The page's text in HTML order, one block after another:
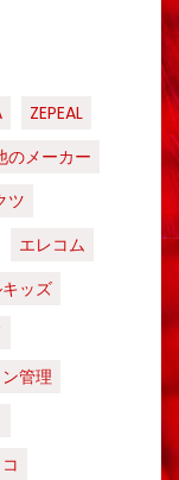
ZEPEAL
のメーカー
ツ
エレコム
ッズ
ン管理